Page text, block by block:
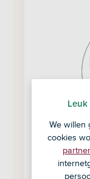
We willen
cookies